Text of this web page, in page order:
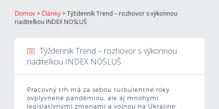
Mzdová kalkulačka
Vytvor si životopis
Uchádzači
Domov > Články >Týždenník Trend – rozhovor s výkonnou
riaditeľkou INDEX NOSLUŠ
Týždenník Trend – rozhovor s výkonnou
riaditeľkou INDEX NOSLUŠ
Pracovný trh má za sebou turbulentné roky
ovplyvnené pandémiou, ale aj mnohými
legislatívnymi zmenami a vojnou na Ukrajine.